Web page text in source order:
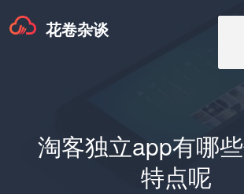
花卷杂谈
淘客独立app有哪
特点呢